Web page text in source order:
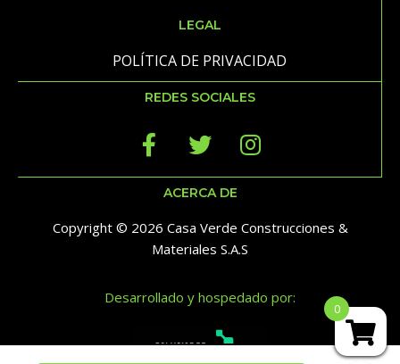
LEGAL
POLÍTICA DE PRIVACIDAD
REDES SOCIALES
ACERCA DE
Copyright © 2026 Casa Verde Construcciones &
Materiales S.A.S
Desarrollado y hospedado por:
0